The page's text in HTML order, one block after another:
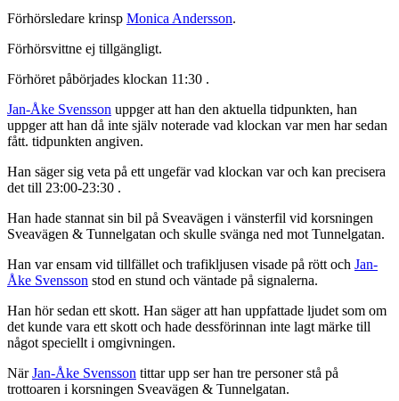
Förhörsledare krinsp Monica Andersson.
Förhörsvittne ej tillgängligt.
Förhöret påbörjades klockan 11:30 .
Jan-Åke Svensson uppger att han den aktuella tidpunkten, han
uppger att han då inte själv noterade vad klockan var men har sedan
fått. tidpunkten angiven.
Han säger sig veta på ett ungefär vad klockan var och kan precisera
det till 23:00-23:30 .
Han hade stannat sin bil på Sveavägen i vänsterfil vid korsningen
Sveavägen & Tunnelgatan och skulle svänga ned mot Tunnelgatan.
Han var ensam vid tillfället och trafikljusen visade på rött och Jan-
Åke Svensson stod en stund och väntade på signalerna.
Han hör sedan ett skott. Han säger att han uppfattade ljudet som om
det kunde vara ett skott och hade dessförinnan inte lagt märke till
något speciellt i omgivningen.
NärJan-Åke Svensson tittar upp ser han tre personer stå på
trottoaren i korsningen Sveavägen & Tunnelgatan.